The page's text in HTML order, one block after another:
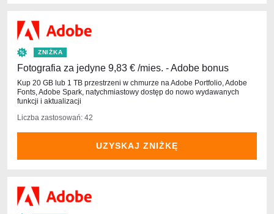
ZNIŻKA
Fotografia za jedyne 9,83 € /mies. - Adobe bonus
Kup 20 GB lub 1 TB przestrzeni w chmurze na Adobe Portfolio, Adobe
Fonts, Adobe Spark, natychmiastowy dostęp do nowo wydawanych
funkcji i aktualizacji
Liczba zastosowań: 42
UZYSKAJ ZNIŻKĘ